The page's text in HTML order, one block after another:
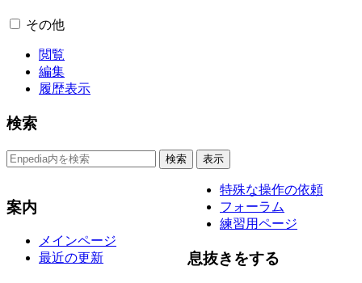
その他
閲覧
編集
履歴表示
検索
案内
メインページ
最近の更新
特殊な操作の依頼
フォーラム
練習用ページ
息抜きをする